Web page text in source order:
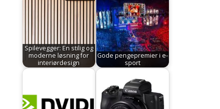
Spilevegger: En stilig og
moderne løsning for
interiørdesign
Gode pengepremier i e-
sport